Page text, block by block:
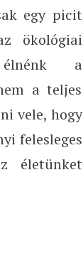
egy picit
ökológiai
élnénk a
a teljes
vele, hogy
felesleges
életünket